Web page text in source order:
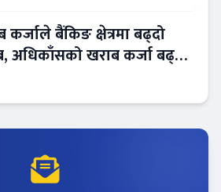
कर्जाले बैंकिङ क्षेत्रमा बढ्दो
अधिकाँसको खराब कर्जा बढ्दो